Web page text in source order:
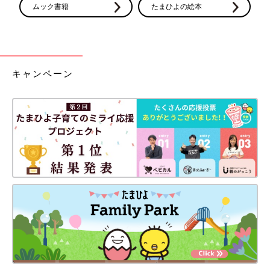
ムック書籍 たまひよの絵本
キャンペーン